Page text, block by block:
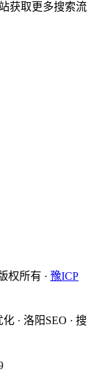
获取更多搜索流
权所有 · 豫ICP
· 洛阳SEO · 搜